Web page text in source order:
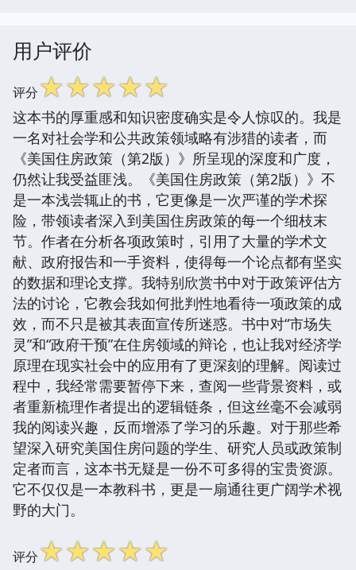
用户评价
评分☆☆☆☆☆
这本书的厚重感和知识密度确实是令人惊叹的。我是
一名对社会学和公共政策领域略有涉猎的读者，而
《美国住房政策（第2版）》所呈现的深度和广度，
仍然让我受益匪浅。《美国住房政策（第2版）》不
是一本浅尝辄止的书，它更像是一次严谨的学术探
险，带领读者深入到美国住房政策的每一个细枝末
节。作者在分析各项政策时，引用了大量的学术文
献、政府报告和一手资料，使得每一个论点都有坚实
的数据和理论支撑。我特别欣赏书中对于政策评估方
法的讨论，它教会我如何批判性地看待一项政策的成
效，而不只是被其表面宣传所迷惑。书中对“市场失
灵”和“政府干预”在住房领域的辩论，也让我对经济学
原理在现实社会中的应用有了更深刻的理解。阅读过
程中，我经常需要暂停下来，查阅一些背景资料，或
者重新梳理作者提出的逻辑链条，但这丝毫不会减弱
我的阅读兴趣，反而增添了学习的乐趣。对于那些希
望深入研究美国住房问题的学生、研究人员或政策制
定者而言，这本书无疑是一份不可多得的宝贵资源。
它不仅仅是一本教科书，更是一扇通往更广阔学术视
野的大门。
评分☆☆☆☆☆